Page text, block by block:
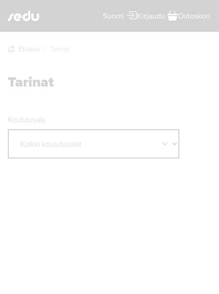
Suomi Kirjaudu Ostoskori
Etusivu Tarinat
Tarinat
Koulutusala